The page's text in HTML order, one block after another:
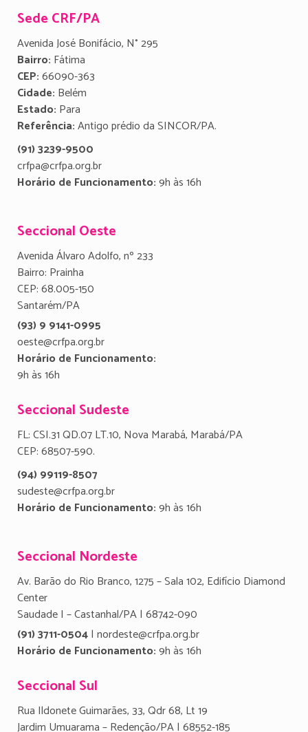
Sede CRF/PA
Avenida José Bonifácio, N° 295
Bairro: Fátima
CEP:66090-363
Cidade: Belém
Estado: Para
Referência:Antigo prédio da SINCOR/PA.
(91) 3239-9500
crfpa@crfpa.org.br
Horário de Funcionamento:9h às 16h
Seccional Oeste
Avenida Álvaro Adolfo, nº 233
Bairro: Prainha
CEP: 68.005-150
Santarém/PA
(93) 9 9141-0995
oeste@crfpa.org.br
Horário de Funcionamento:
9h às 16h
Seccional Sudeste
FL: CSI.31 QD.07 LT.10, Nova Marabá, Marabá/PA
CEP: 68507-590.
(94) 99119-8507
sudeste@crfpa.org.br
Horário de Funcionamento:9h às 16h
Seccional Nordeste
Av. Barão do Rio Branco, 1275 – Sala 102, Edifício Diamond
Center
Saudade I – Castanhal/PA | 68742-090
(91) 3711-0504| nordeste@crfpa.org.br
Horário de Funcionamento:9h às 16h
Seccional Sul
Rua Ildonete Guimarães, 33, Qdr 68, Lt 19
Jardim Umuarama – Redenção/PA | 68552-185